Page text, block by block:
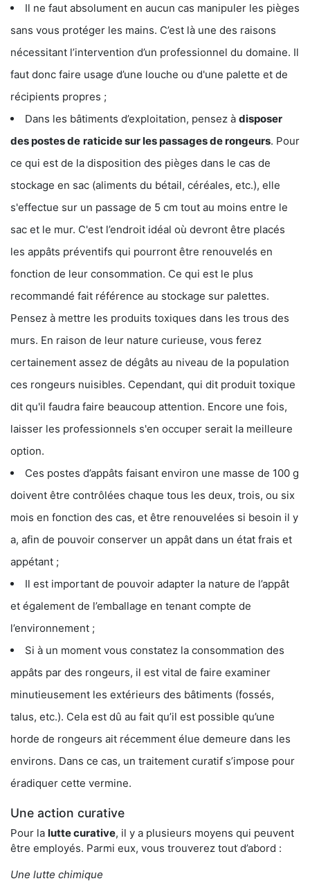
Il ne faut absolument en aucun cas manipuler les pièges
sans vous protéger les mains. C’est là une des raisons
nécessitant l’intervention d’un professionnel du domaine. Il
faut donc faire usage d’une louche ou d'une palette et de
récipients propres ;
Dans les bâtiments d’exploitation, pensez à disposer
des postes de raticide sur les passages de rongeurs. Pour
ce qui est de la disposition des pièges dans le cas de
stockage en sac (aliments du bétail, céréales, etc.), elle
s'effectue sur un passage de 5 cm tout au moins entre le
sac et le mur. C'est l’endroit idéal où devront être placés
les appâts préventifs qui pourront être renouvelés en
fonction de leur consommation. Ce qui est le plus
recommandé fait référence au stockage sur palettes.
Pensez à mettre les produits toxiques dans les trous des
murs. En raison de leur nature curieuse, vous ferez
certainement assez de dégâts au niveau de la population
ces rongeurs nuisibles. Cependant, qui dit produit toxique
dit qu'il faudra faire beaucoup attention. Encore une fois,
laisser les professionnels s'en occuper serait la meilleure
option.
Ces postes d’appâts faisant environ une masse de 100 g
doivent être contrôlées chaque tous les deux, trois, ou six
mois en fonction des cas, et être renouvelées si besoin il y
a, afin de pouvoir conserver un appât dans un état frais et
appétant ;
Il est important de pouvoir adapter la nature de l’appât
et également de l’emballage en tenant compte de
l’environnement ;
Si à un moment vous constatez la consommation des
appâts par des rongeurs, il est vital de faire examiner
minutieusement les extérieurs des bâtiments (fossés,
talus, etc.). Cela est dû au fait qu’il est possible qu’une
horde de rongeurs ait récemment élue demeure dans les
environs. Dans ce cas, un traitement curatif s’impose pour
éradiquer cette vermine.
Une action curative
Pour la lutte curative, il y a plusieurs moyens qui peuvent
être employés. Parmi eux, vous trouverez tout d’abord :
Une lutte chimique